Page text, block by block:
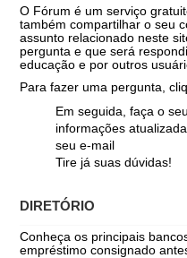
O Fórum é um serviço
também compartilhar o seu
assunto relacionado neste
pergunta e que será
educação e por outros
Para fazer uma pergunta,
Em seguida, faça o
informações
seu e-mail
Tire já suas dúvidas!
DIRETÓRIO
Conheça os principais
empréstimo consignado